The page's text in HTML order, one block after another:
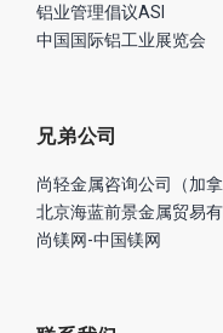
铝业管理倡议ASI
中国国际铝工业展览会
兄弟公司
尚轻金属咨询公司（加拿
北京海蓝前景金属贸易
尚镁网-中国镁网